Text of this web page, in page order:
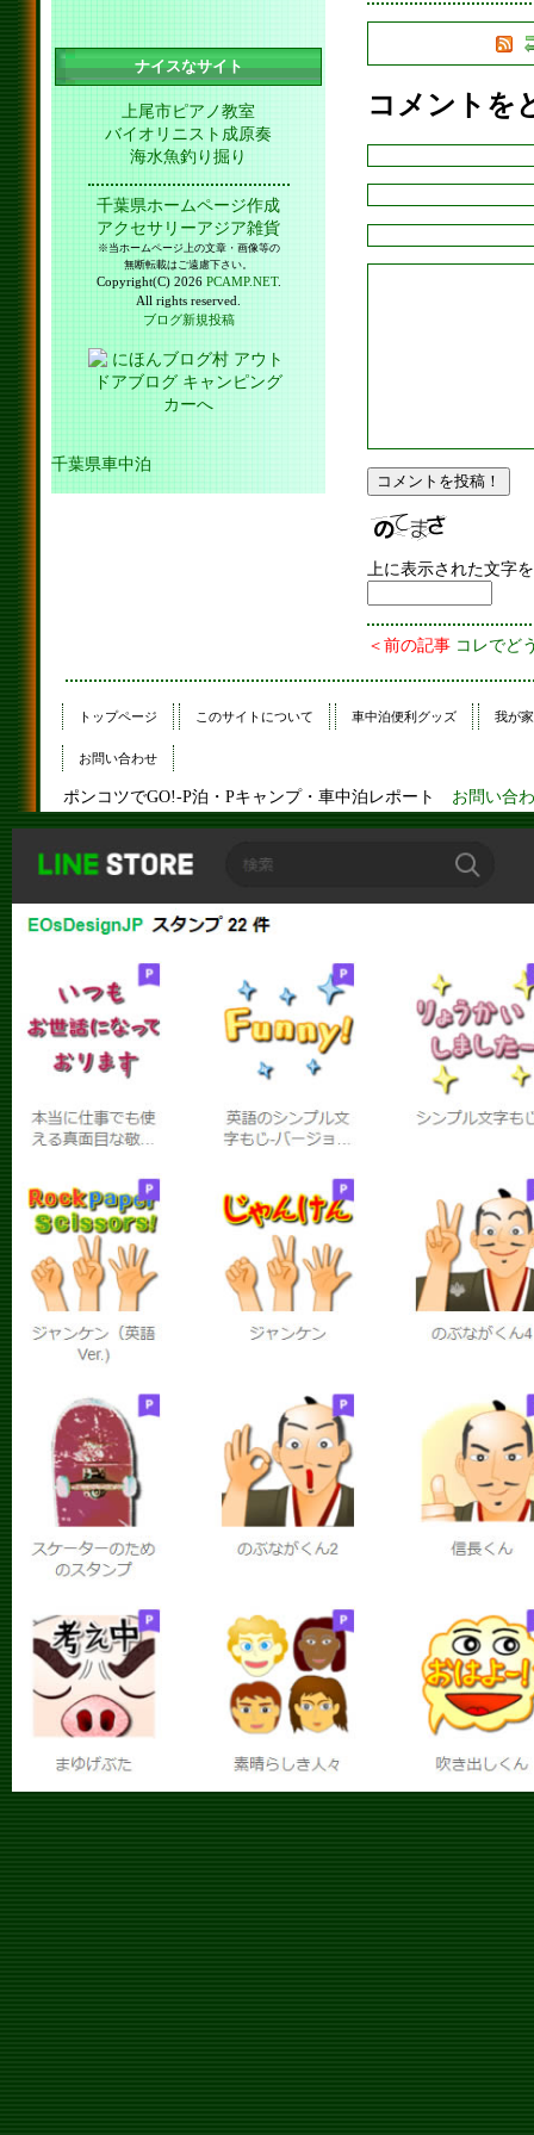
コメントを
上に表示された文字
＜前の記事 コレでど
ナイスなサイト
上尾市ピアノ教室
バイオリニスト成原奏
海水魚釣り掘り
千葉県ホームページ作成
アクセサリーアジア雑貨
※当ホームページ上の文章・画像等の
無断転載はご遠慮下さい。
Copyright(C) 2026 PCAMP.NET.
All rights reserved.
ブログ新規投稿
千葉県車中泊
トップページ このサイトについて 車中泊便利グッズ 我が
お問い合わせ
ポンコツでGO!-P泊・Pキャンプ・車中泊レポート お問い合